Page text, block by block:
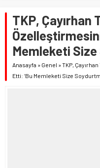
TKP, Çayırhan
Memleketi Size
Anasayfa » Genel »TKP,
Etti: ‘Bu Memleketi Size